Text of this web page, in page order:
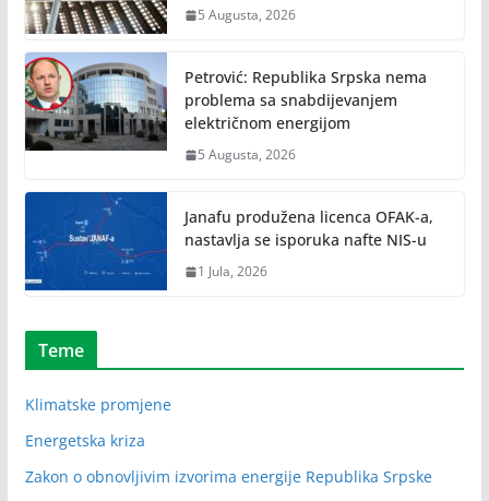
5 Augusta, 2026
Petrović: Republika Srpska nema
problema sa snabdijevanjem
električnom energijom
5 Augusta, 2026
Janafu produžena licenca OFAK-a,
nastavlja se isporuka nafte NIS-u
1 Jula, 2026
Teme
Klimatske promjene
Energetska kriza
Zakon o obnovljivim izvorima energije Republika Srpske